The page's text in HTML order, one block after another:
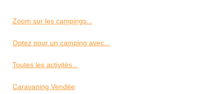
Zoom sur les campings...
Optez pour un camping avec...
Toutes les activités...
Caravaning Vendée